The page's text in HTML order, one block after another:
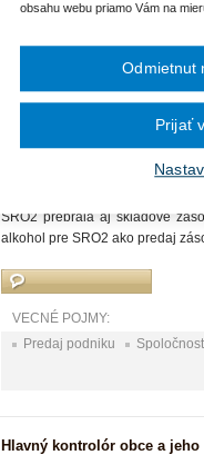
DPH a oprávnenie na
Daná je spoločnosť (SRO1),
balení liehu. Spoločnosť
skrachovala, takže ju museli
SRO2 prebrala aj skladové
alkohol pre SRO2 ako predaj
VECNÉ POJMY:
Predaj podniku
Hlavný kontrolór obce a
obsahu webu priamo Vám na
Odmietnut
Prijať